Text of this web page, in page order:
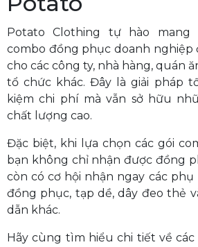
Potato Clothing tự hào
combo đồng phục doanh nghiệp
cho các công ty, nhà hàng, quán
tổ chức khác. Đây là giải pháp
kiệm chi phí mà vẫn sở hữu
chất lượng cao.
Đặc biệt, khi lựa chọn các gói
bạn không chỉ nhận được đồng
còn có cơ hội nhận ngay các
đồng phục, tạp dề, dây đeo thẻ
dẫn khác.
Hãy cùng tìm hiểu chi tiết về